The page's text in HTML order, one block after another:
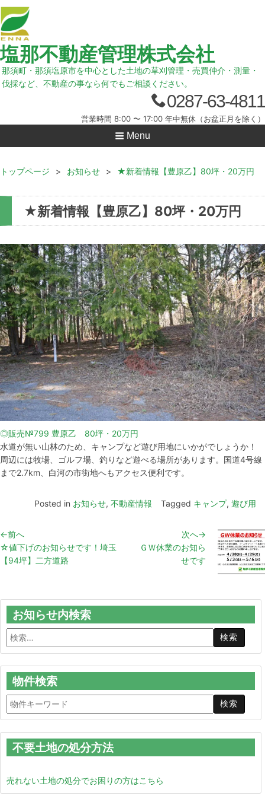
塩那不動産管理株式会社
那須町・那須塩原市を中心とした土地の草刈管理・売買仲介・測量・
伐採など、不動産の事なら何でもご相談ください。
0287-63-4811
営業時間 8:00 〜 17:00 年中無休（お盆正月を除く）
Menu
トップページ > お知らせ > ★新着情報【豊原乙】80坪・20万円
★新着情報【豊原乙】80坪・20万円
◎販売№799 豊原乙 80坪・20万円
水道が無い山林のため、キャンプなど遊び用地にいかがでしょうか！
周辺には牧場、ゴルフ場、釣りなど遊べる場所があります。国道4号線
まで2.7km、白河の市街地へもアクセス便利です。
Posted in お知らせ, 不動産情報 Tagged キャンプ, 遊び用
←前へ
☆値下げのお知らせです！埼玉
【94坪】二方道路
次へ→
ＧＷ休業のお知ら
せです
お知らせ内検索
物件検索
不要土地の処分方法
売れない土地の処分でお困りの方はこちら